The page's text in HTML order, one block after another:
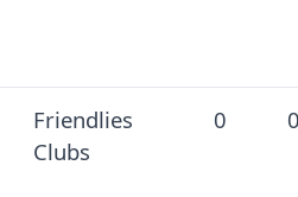
Friendlies
Clubs
0